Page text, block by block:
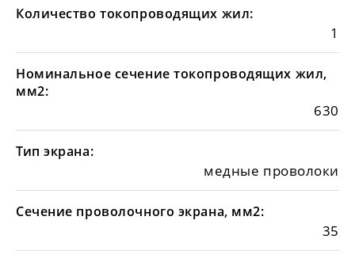
Количество токопроводящих жил:
1
Номинальное сечение токопроводящих жил,
мм2:
630
Тип экрана:
медные проволоки
Сечение проволочного экрана, мм2:
35